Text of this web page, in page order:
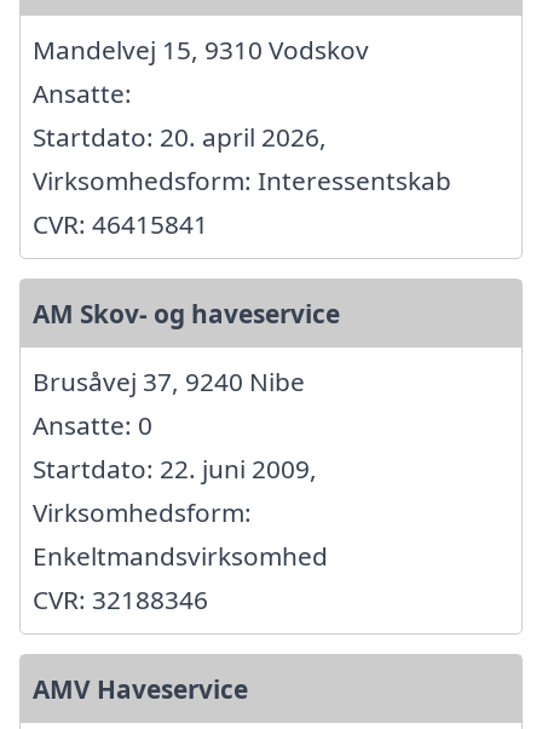
Mandelvej 15, 9310 Vodskov
Ansatte:
Startdato: 20. april 2026,
Virksomhedsform: Interessentskab
CVR: 46415841
AM Skov- og haveservice
Brusåvej 37, 9240 Nibe
Ansatte: 0
Startdato: 22. juni 2009,
Virksomhedsform:
Enkeltmandsvirksomhed
CVR: 32188346
AMV Haveservice